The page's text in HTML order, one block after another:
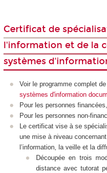
Certificat de
l'information et de la
systèmes
Voir le programme complet
systèmes d'information
Pour les personnes financées,
Pour les personnes non-
Le certificat vise à se
une mise à niveau
l’information, la veille et la
Découpée en trois
distance avec tutorat